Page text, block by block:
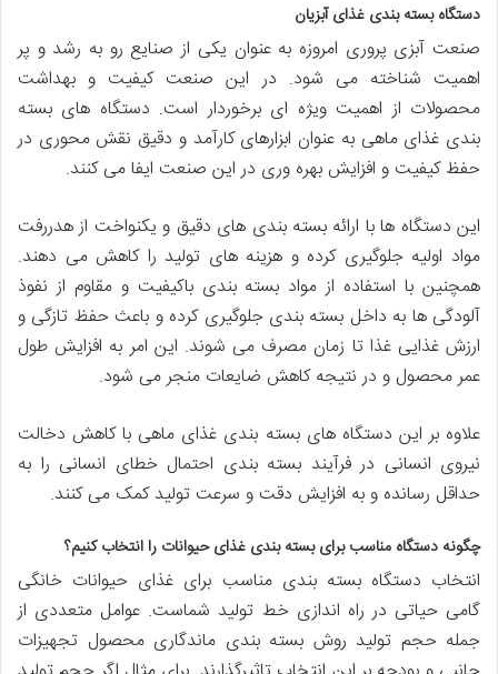
دستگاه بسته بندی غذای آبزیان
صنعت آبزی پروری امروزه به عنوان یکی از صنایع رو به رشد و پر
اهمیت شناخته می شود. در این صنعت کیفیت و بهداشت
محصولات از اهمیت ویژه ای برخوردار است. دستگاه های بسته
بندی غذای ماهی به عنوان ابزارهای کارآمد و دقیق نقش محوری در
حفظ کیفیت و افزایش بهره وری در این صنعت ایفا می کنند.
این دستگاه ها با ارائه بسته بندی های دقیق و یکنواخت از هدررفت
مواد اولیه جلوگیری کرده و هزینه های تولید را کاهش می دهند.
همچنین با استفاده از مواد بسته بندی باکیفیت و مقاوم از نفوذ
آلودگی ها به داخل بسته بندی جلوگیری کرده و باعث حفظ تازگی و
ارزش غذایی غذا تا زمان مصرف می شوند. این امر به افزایش طول
عمر محصول و در نتیجه کاهش ضایعات منجر می شود.
علاوه بر این دستگاه های بسته بندی غذای ماهی با کاهش دخالت
نیروی انسانی در فرآیند بسته بندی احتمال خطای انسانی را به
حداقل رسانده و به افزایش دقت و سرعت تولید کمک می کنند.
چگونه دستگاه مناسب برای بسته بندی غذای حیوانات را انتخاب کنیم؟
انتخاب دستگاه بسته بندی مناسب برای غذای حیوانات خانگی
گامی حیاتی در راه اندازی خط تولید شماست. عوامل متعددی از
جمله حجم تولید روش بسته بندی ماندگاری محصول تجهیزات